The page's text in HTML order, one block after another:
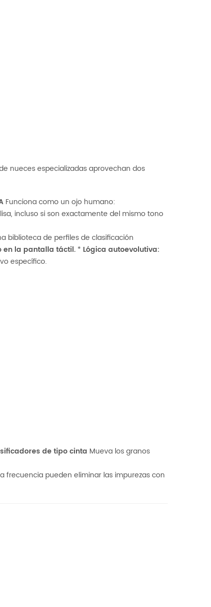
nueces especializadas aprovechan dos
Funciona como un ojo humano:
incluso si son exactamente del mismo tono
biblioteca de perfiles de clasificación
en la pantalla táctil. * Lógica autoevolutiva:
específico.
de tipo cinta Mueva los granos
pueden eliminar las impurezas con